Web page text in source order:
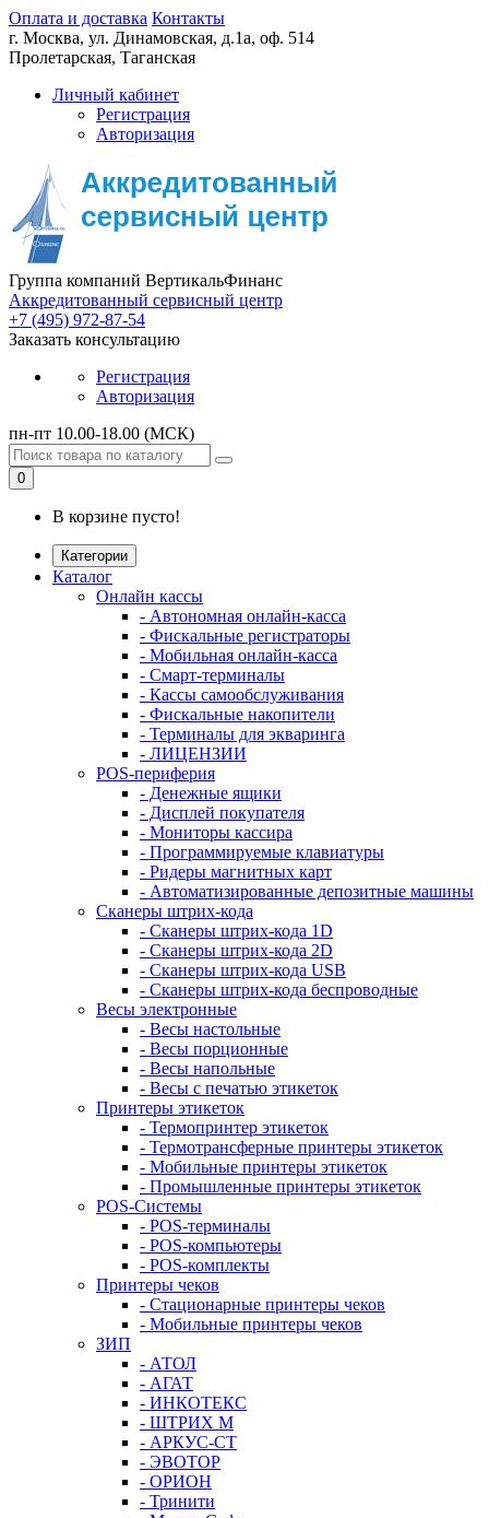
Оплата и доставка Контакты
г. Москва, ул. Динамовская, д.1а, оф. 514
Пролетарская, Таганская
Личный кабинет
Регистрация
Авторизация
Группа компаний ВертикальФинанс
Аккредитованный сервисный центр
+7 (495) 972-87-54
Заказать консультацию
Регистрация
Авторизация
пн-пт 10.00-18.00 (МСК)
0
В корзине пусто!
Категории
Каталог
Онлайн кассы
- Автономная онлайн-касса
- Фискальные регистраторы
- Мобильная онлайн-касса
- Смарт-терминалы
- Кассы самообслуживания
- Фискальные накопители
- Терминалы для экваринга
- ЛИЦЕНЗИИ
POS-периферия
- Денежные ящики
- Дисплей покупателя
- Мониторы кассира
- Программируемые клавиатуры
- Ридеры магнитных карт
- Автоматизированные депозитные машины
Сканеры штрих-кода
- Сканеры штрих-кода 1D
- Сканеры штрих-кода 2D
- Сканеры штрих-кода USB
- Сканеры штрих-кода беспроводные
Весы электронные
- Весы настольные
- Весы порционные
- Весы напольные
- Весы с печатью этикеток
Принтеры этикеток
- Термопринтер этикеток
- Термотрансферные принтеры этикеток
- Мобильные принтеры этикеток
- Промышленные принтеры этикеток
POS-Системы
- POS-терминалы
- POS-компьютеры
- POS-комплекты
Принтеры чеков
- Стационарные принтеры чеков
- Мобильные принтеры чеков
ЗИП
- АТОЛ
- АГАТ
- ИНКОТЕКС
- ШТРИХ М
- АРКУС-СТ
- ЭВОТОР
- ОРИОН
- Тринити